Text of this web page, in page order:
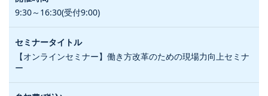
9:30～16:30(受付9:00)
【オンラインセミナー】働き方改革のための現場力向上セミナ
ー